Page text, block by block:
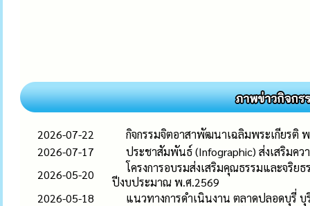
2026-07-22
กิจกรรมจิตอาสาพัฒนาเฉลิมพระเกียรติ
2026-07-17
ประชาสัมพันธ์ (Infographic) ส่งเสริมค
2026-05-20
โครงการอบรมส่งเสริมคุณธรรมและจริย
ปีงบประมาณ พ.ศ.2569
2026-05-18
แนวทางการดำเนินงาน ตลาดปลอดบุรี่